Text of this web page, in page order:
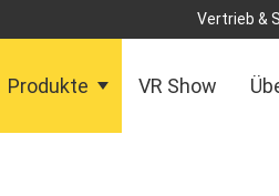
Vertrieb &
Produkte VR Show